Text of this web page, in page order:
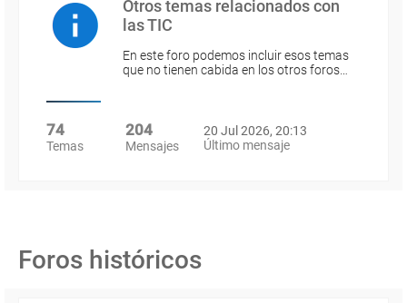
Otros temas relacionados con
las TIC
En este foro podemos incluir esos temas
que no tienen cabida en los otros foros…
74
Temas
204
Mensajes
20 Jul 2026, 20:13
Último mensaje
Foros históricos